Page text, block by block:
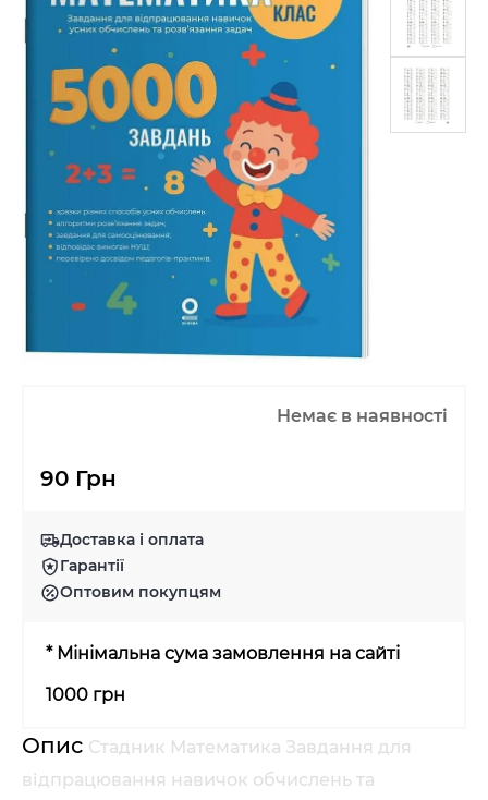
Немає в наявності
90 Грн
Доставка і оплата
Гарантії
Оптовим покупцям
* Мінімальна сума замовлення на сайті
1000 грн
Опис Стадник Математика Завдання для
відпрацювання навичок обчислень та